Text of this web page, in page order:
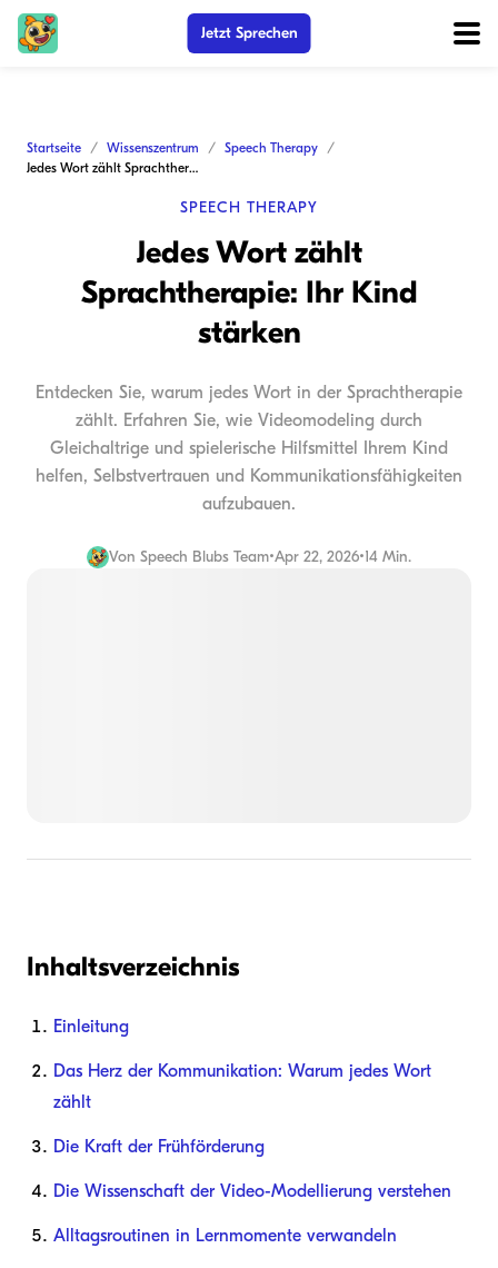
Jetzt Sprechen
Startseite Wissenszentrum
Speech Therapy
Jedes Wort zählt Sprachtherapie: Ihr Kind stärken
SPEECH THERAPY
Jedes Wort zählt
Sprachtherapie: Ihr Kind
stärken
Entdecken Sie, warum jedes Wort in der Sprachtherapie
zählt. Erfahren Sie, wie Videomodeling durch
Gleichaltrige und spielerische Hilfsmittel Ihrem Kind
helfen, Selbstvertrauen und Kommunikationsfähigkeiten
aufzubauen.
Von Speech Blubs Team•Apr 22, 2026•14 Min.
Inhaltsverzeichnis
Einleitung
Das Herz der Kommunikation: Warum jedes Wort
zählt
Die Kraft der Frühförderung
Die Wissenschaft der Video-Modellierung verstehen
Alltagsroutinen in Lernmomente verwandeln